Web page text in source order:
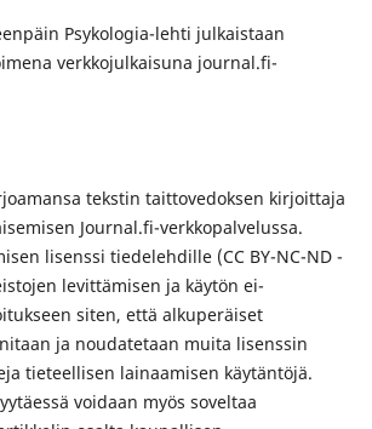
Psykologia-lehti julkaistaan
verkkojulkaisuna journal.fi-
tekstin taittovedoksen kirjoittaja
Journal.fi-verkkopalvelussa.
lisenssi tiedelehdille (CC BY-NC-ND -
levittämisen ja käytön ei-
siten, että alkuperäiset
ja noudatetaan muita lisenssin
tieteellisen lainaamisen käytäntöjä.
voidaan myös soveltaa